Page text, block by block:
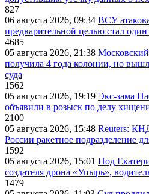
827
06 августа 2026, 09:34 ВСУ
предварительной целью стал
4685
05 августа 2026, 21:38 Московский
получила 4 года колонии, но
суда
1562
05 августа 2026, 19:19 Экс-зама
объявили в розыск по делу
2100
05 августа 2026, 15:48 Reuters:
России ракетное подразделение
1592
05 августа 2026, 15:01 Под
создателя дрона «Упырь»,
1479